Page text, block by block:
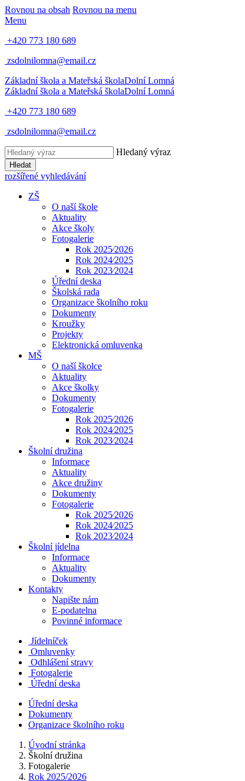
Rovnou na obsah Rovnou na menu
Menu
+420 773 180 689
zsdolnilomna@email.cz
Základní škola a Mateřská školaDolní Lomná
Základní škola a Mateřská školaDolní Lomná
+420 773 180 689
zsdolnilomna@email.cz
Hledaný výraz
Hledat
rozšířené vyhledávání
ZŠ
O naší škole
Aktuality
Akce školy
Fotogalerie
Rok 2025⁄2026
Rok 2024⁄2025
Rok 2023⁄2024
Úřední deska
Školská rada
Organizace školního roku
Dokumenty
Kroužky
Projekty
Elektronická omluvenka
MŠ
O naší školce
Aktuality
Akce školky
Dokumenty
Fotogalerie
Rok 2025⁄2026
Rok 2024⁄2025
Rok 2023⁄2024
Školní družina
Informace
Aktuality
Akce družiny
Dokumenty
Fotogalerie
Rok 2025⁄2026
Rok 2024⁄2025
Rok 2023⁄2024
Školní jídelna
Informace
Aktuality
Dokumenty
Kontakty
Napište nám
E-podatelna
Povinné informace
Jídelníček
Omluvenky
Odhlášení stravy
Fotogalerie
Úřední deska
Úřední deska
Dokumenty
Organizace školního roku
Úvodní stránka
Školní družina
Fotogalerie
Rok 2025/2026